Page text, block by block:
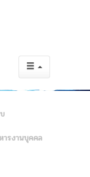
ารงานบุคคล